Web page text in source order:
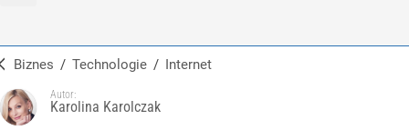
Biznes / Technologie / Internet
Autor:
Karolina Karolczak